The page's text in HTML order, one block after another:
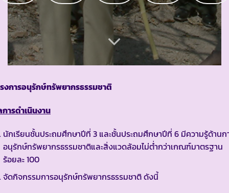
งการอนุรักษ์ทรัพยากรธรรมชาติ
ารดำเนินงาน
นักเรียนชั้นประถมศึกษาปีที่ 3 และชั้นประถมศึกษาปีที่ 6 มีความรู้ด้านก
อนุรักษ์ทรัพยากรธรรมชาติและสิ่งแวดล้อมไม่ต่ำกว่าเกณฑ์มาตรฐาน
ร้อยละ 100
จัดกิจกรรมการอนุรักษ์ทรัพยากรธรรมชาติ ดังนี้